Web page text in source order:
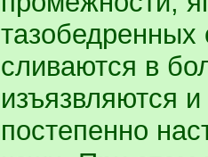
тазобедренных
сливаются в
изъязвляются
постепенно